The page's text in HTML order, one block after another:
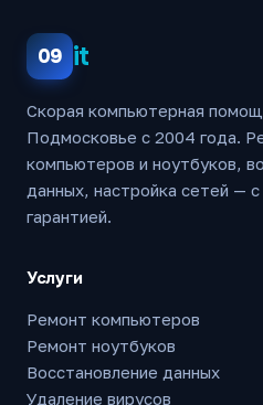
09 it
Скорая компьютерная
Подмосковье с 2004 года.
компьютеров и ноутбуков,
данных, настройка сетей —
гарантией.
Услуги
Ремонт компьютеров
Ремонт ноутбуков
Восстановление данных
Удаление вирусов